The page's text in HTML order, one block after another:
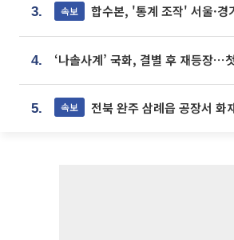
3. 속보 합수본, '통계 조작' 서울·경기·충북 선관
4.
5. 속보 전북 완주 삼례읍 공장서 화